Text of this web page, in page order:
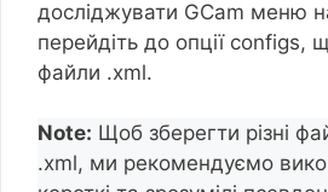
досліджувати GCam меню
перейдіть до опції configs,
файли .xml.
Note: Щоб зберегти різні
.xml, ми рекомендуємо